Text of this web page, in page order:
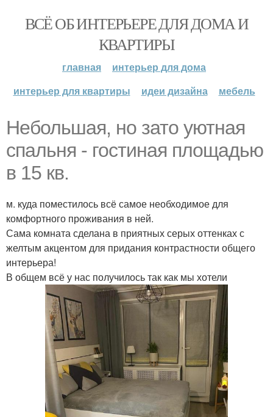
ВСЁ ОБ ИНТЕРЬЕРЕ ДЛЯ ДОМА И
КВАРТИРЫ
главная
интерьер для дома
интерьер для квартиры
идеи дизайна мебель
Небольшая, но зато уютная
спальня - гостиная площадью
в 15 кв.
м. куда поместилось всё самое необходимое для
комфортного проживания в ней.
Сама комната сделана в приятных серых оттенках с
желтым акцентом для придания контрастности общего
интерьера!
В общем всё у нас получилось так как мы хотели